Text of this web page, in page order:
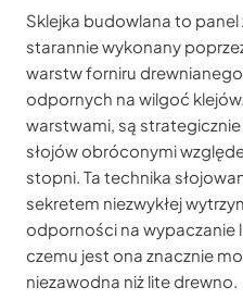
Sklejka budowlana to
starannie wykonany
warstw forniru
odpornych na wilgoć
warstwami, są strategicznie
słojów obróconymi
stopni. Ta technika
sekretem niezwykłej
odporności na wypaczanie
czemu jest ona znacznie
niezawodna niż lite drewno.